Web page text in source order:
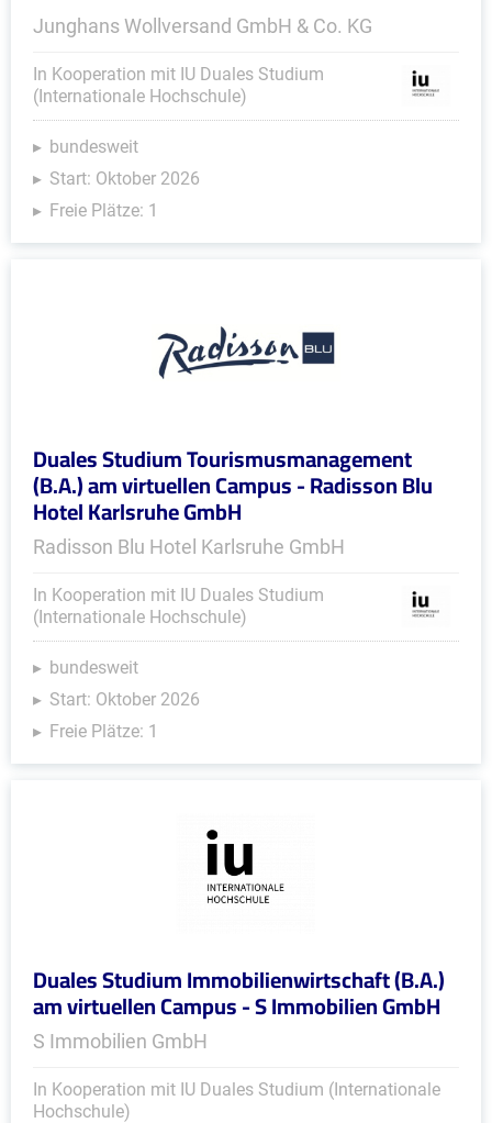
Junghans Wollversand GmbH & Co. KG
In Kooperation mit IU Duales Studium
(Internationale Hochschule)
bundesweit
Start: Oktober 2026
Freie Plätze: 1
Duales Studium Tourismusmanagement
(B.A.) am virtuellen Campus - Radisson Blu
Hotel Karlsruhe GmbH
Radisson Blu Hotel Karlsruhe GmbH
In Kooperation mit IU Duales Studium
(Internationale Hochschule)
bundesweit
Start: Oktober 2026
Freie Plätze: 1
Duales Studium Immobilienwirtschaft (B.A.)
am virtuellen Campus - S Immobilien GmbH
S Immobilien GmbH
In Kooperation mit IU Duales Studium (Internationale
Hochschule)